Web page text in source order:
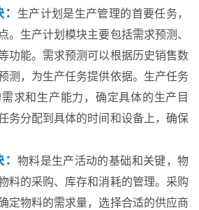
生产计划是生产管理的首要任务，
。生产计划模块主要包括需求预测、
功能。需求预测可以根据历史销售数
测，为生产任务提供依据。生产任务
求和生产能力，确定具体的生产目
务分配到具体的时间和设备上，确保
物料是生产活动的基础和关键，物
料的采购、库存和消耗的管理。采购
定物料的需求量，选择合适的供应商